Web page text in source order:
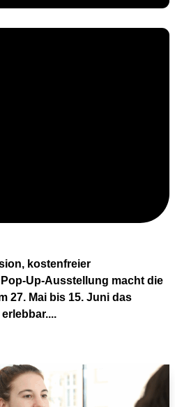
kostenfreier
Up-Ausstellung macht die
27. Mai bis 15. Juni das